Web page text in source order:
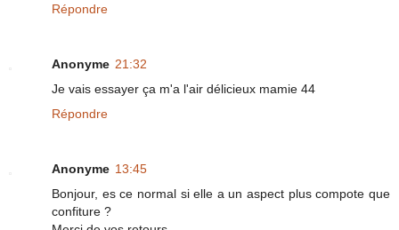
Répondre
Anonyme 21:32
Je vais essayer ça m'a l'air délicieux mamie 44
Répondre
Anonyme 13:45
Bonjour, es ce normal si elle a un aspect plus compote que
confiture ?